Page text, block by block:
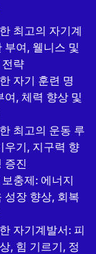
최고의 자기계
부여, 웰니스 및
략
자기 훈련 명
여, 체력 향상 및
최고의 운동 루
우기, 지구력 향
증진
충제: 에너지
성장 향상, 회복
자기계발서: 피
, 힘 기르기, 정